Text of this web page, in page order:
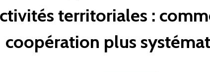
territoriales :
coopération plus